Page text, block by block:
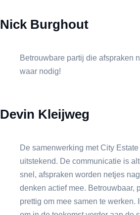
Nick Burghout
Betrouwbare partij die afspraken
waar nodig!
Devin Kleijweg
De samenwerking met City
uitstekend. De communicatie is
snel, afspraken worden netjes
denken actief mee. Betrouwbaar,
prettig om mee samen te werken.